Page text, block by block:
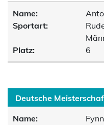
Name:
Sportart:
Platz:
6
Deutsche
Name: